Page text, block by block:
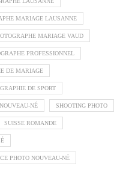
MARIAGE LAUSANNE
MARIAGE VAUD
PROFESSIONNEL
DE MARIAGE
DE SPORT
NÉ SHOOTING PHOTO
SUISSE ROMANDE
PHOTO NOUVEAU-NÉ